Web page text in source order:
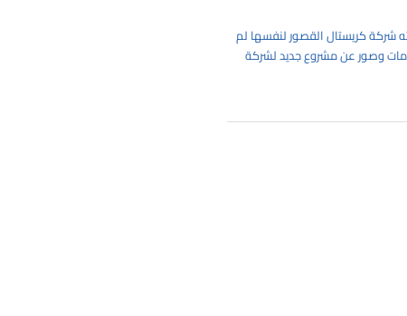
شركة كريستال القصور لنفسها لم
من 30 عاماً. نعرض اليوم لكم معلومات وصور عن مشروع جديد لشركة